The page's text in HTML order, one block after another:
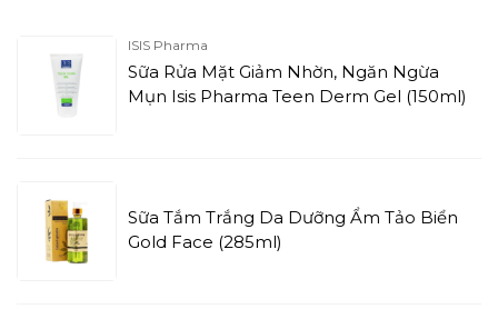
ISIS Pharma
Sữa Rửa Mặt Giảm Nhờn, Ngăn Ngừa
Mụn Isis Pharma Teen Derm Gel (150ml)
Sữa Tắm Trắng Da Dưỡng Ẩm Tảo Biển
Gold Face (285ml)